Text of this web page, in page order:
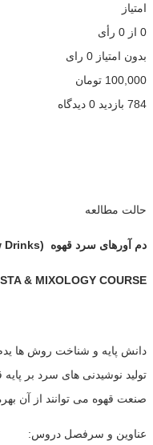
امتیاز
0 از 0 رأی
بدون امتیاز 0 رای
100,000 تومان
784 بازدید
حالت مطالعه
دم آورهای سرد قهوه (Cold Brew Drinks)
& MIXOLOGY COURSE
دانش پایه و شناخت روش ها
تولید نوشیدنی های سرد بر
صنعت قهوه می توانند از آن
عناوین و سرفصل دروس: